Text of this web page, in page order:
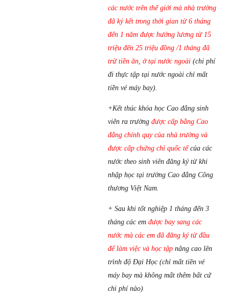
các nước trên thế giới mà nhà trường
đã ký kết trong thời gian từ 6 tháng
đến 1 năm được hưởng lương từ 15
triệu đến 25 triệu đồng /1 tháng đã
trừ tiền ăn, ở tại nước ngoài (chi phí
đi thực tập tại nước ngoài chỉ mất
tiền vé máy bay).
+Kết thúc khóa học Cao đẳng sinh
viên ra trườngđược cấp bằng Cao
đẳng chính quy của nhà trường và
được cấp chứng chỉ quốc tếcủa các
nước theo sinh viên đăng ký từ khi
nhập học tại trường Cao đẳng Công
thương Việt Nam.
+ Sau khi tốt nghiệp 1 tháng đến 3
tháng các emđược bay sang các
nước mà các em đã đăng ký từ đầu
để làm việc và học tập nâng cao lên
trình độ Đại Học (chỉ mất tiền vé
máy bay mà không mất thêm bất cứ
chi phí nào)